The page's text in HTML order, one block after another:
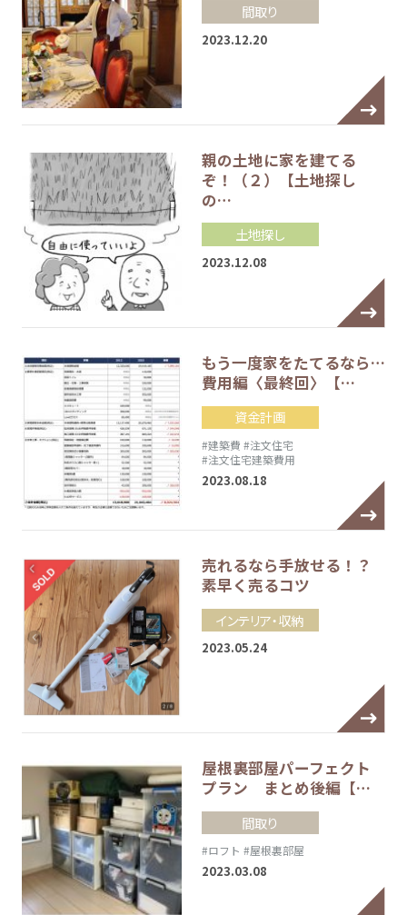
間取り
2023.12.20
親の土地に家を建てる
ぞ！（２）【土地探し
の…
土地探し
2023.12.08
もう一度家をたてるなら…
費用編〈最終回〉【…
資金計画
#建築費 #注文住宅
#注文住宅建築費用
2023.08.18
売れるなら手放せる！？
素早く売るコツ
インテリア・収納
2023.05.24
屋根裏部屋パーフェクト
プラン まとめ後編【…
間取り
#ロフト #屋根裏部屋
2023.03.08